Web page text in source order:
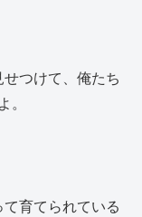
つけて、俺たち
育てられている